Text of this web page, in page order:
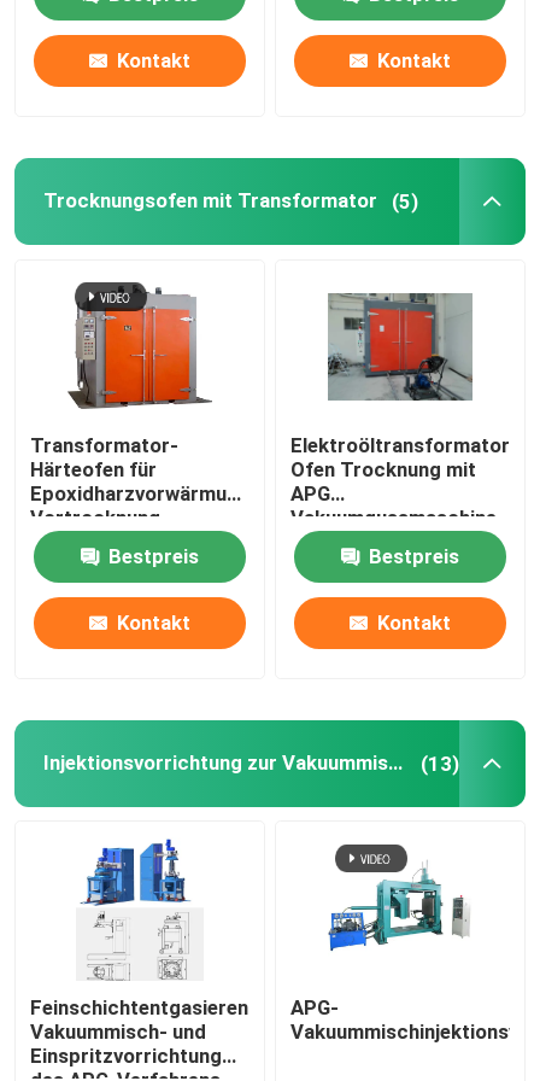
Kontakt Kontakt
Trocknungsofen mit Transformator (5)
Transformator-
Härteofen für
Epoxidharzvorwärmung
Vortrocknung
Bestpreis
Kontakt
Elektroöltransformator-
Ofen Trocknung mit
APG
Vakuumgussmaschine
Bestpreis
Kontakt
Injektionsvorrichtung zur Vakuummischung (13)
Feinschichtentgasierende
Vakuummisch- und
Einspritzvorrichtung
APG-